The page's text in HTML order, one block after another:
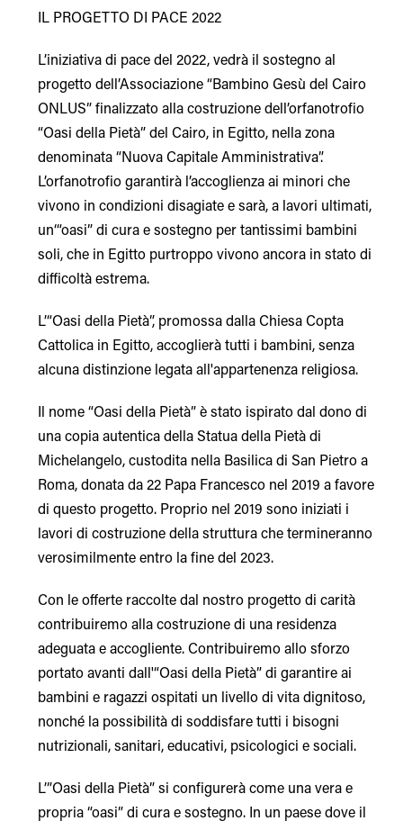
IL PROGETTO DI PACE 2022
L’iniziativa di pace del 2022, vedrà il sostegno al
progetto dell’Associazione “Bambino Gesù del Cairo
ONLUS” finalizzato alla costruzione dell’orfanotrofio
“Oasi della Pietà” del Cairo, in Egitto, nella zona
denominata “Nuova Capitale Amministrativa”.
L’orfanotrofio garantirà l’accoglienza ai minori che
vivono in condizioni disagiate e sarà, a lavori ultimati,
un‘“oasi” di cura e sostegno per tantissimi bambini
soli, che in Egitto purtroppo vivono ancora in stato di
difficoltà estrema.
L’“Oasi della Pietà”, promossa dalla Chiesa Copta
Cattolica in Egitto, accoglierà tutti i bambini, senza
alcuna distinzione legata all'appartenenza religiosa.
Il nome “Oasi della Pietà” è stato ispirato dal dono di
una copia autentica della Statua della Pietà di
Michelangelo, custodita nella Basilica di San Pietro a
Roma, donata da 22 Papa Francesco nel 2019 a favore
di questo progetto. Proprio nel 2019 sono iniziati i
lavori di costruzione della struttura che termineranno
verosimilmente entro la fine del 2023.
Con le offerte raccolte dal nostro progetto di carità
contribuiremo alla costruzione di una residenza
adeguata e accogliente. Contribuiremo allo sforzo
portato avanti dall'“Oasi della Pietà” di garantire ai
bambini e ragazzi ospitati un livello di vita dignitoso,
nonché la possibilità di soddisfare tutti i bisogni
nutrizionali, sanitari, educativi, psicologici e sociali.
L’”Oasi della Pietà” si configurerà come una vera e
propria “oasi” di cura e sostegno. In un paese dove il